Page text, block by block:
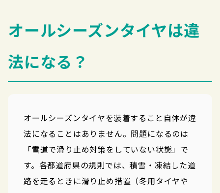
オールシーズンタイヤは違
法になる？
オールシーズンタイヤを装着すること自体が違
法になることはありません。問題になるのは
「雪道で滑り止め対策をしていない状態」で
す。各都道府県の規則では、積雪・凍結した道
路を走るときに滑り止め措置（冬用タイヤや